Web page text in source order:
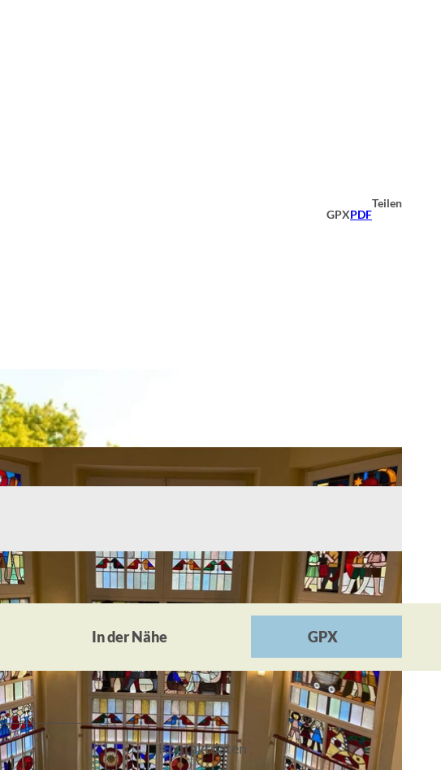
GPXPDF
Teilen
In der Nähe GPX
Kontaktdaten